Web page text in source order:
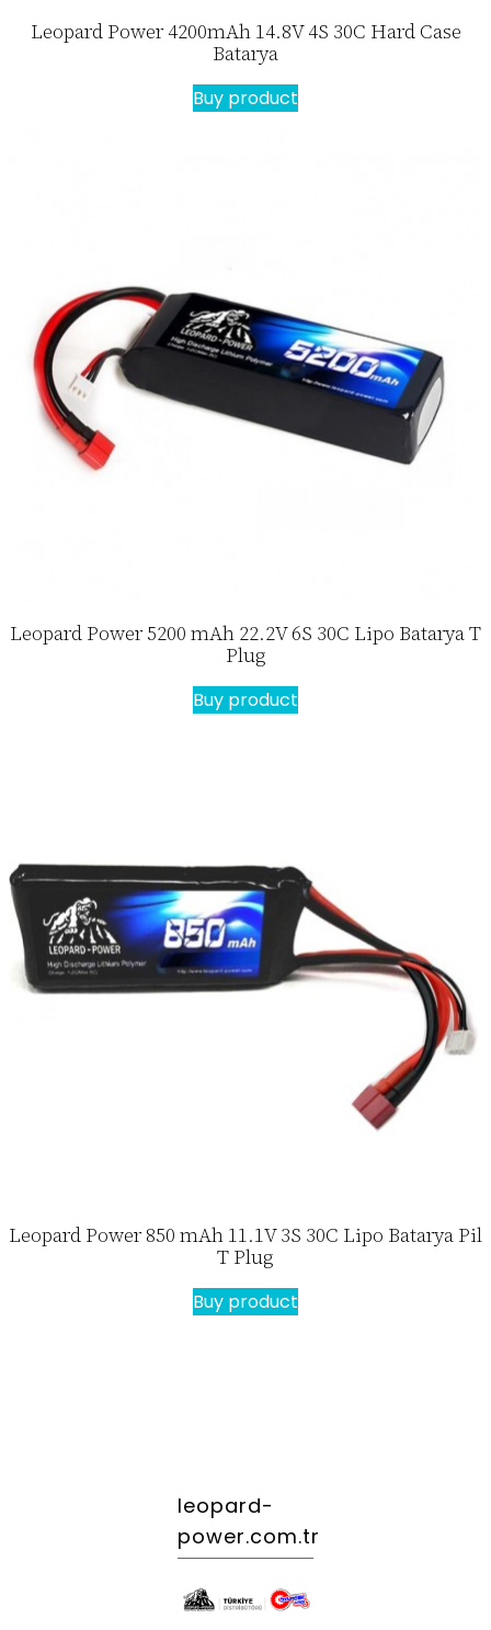
Leopard Power 4200mAh 14.8V 4S 30C Hard Case
Batarya
Buy product
Leopard Power 5200 mAh 22.2V 6S 30C Lipo Batarya T
Plug
Buy product
Leopard Power 850 mAh 11.1V 3S 30C Lipo Batarya Pil
T Plug
Buy product
leopard-
power.com.tr